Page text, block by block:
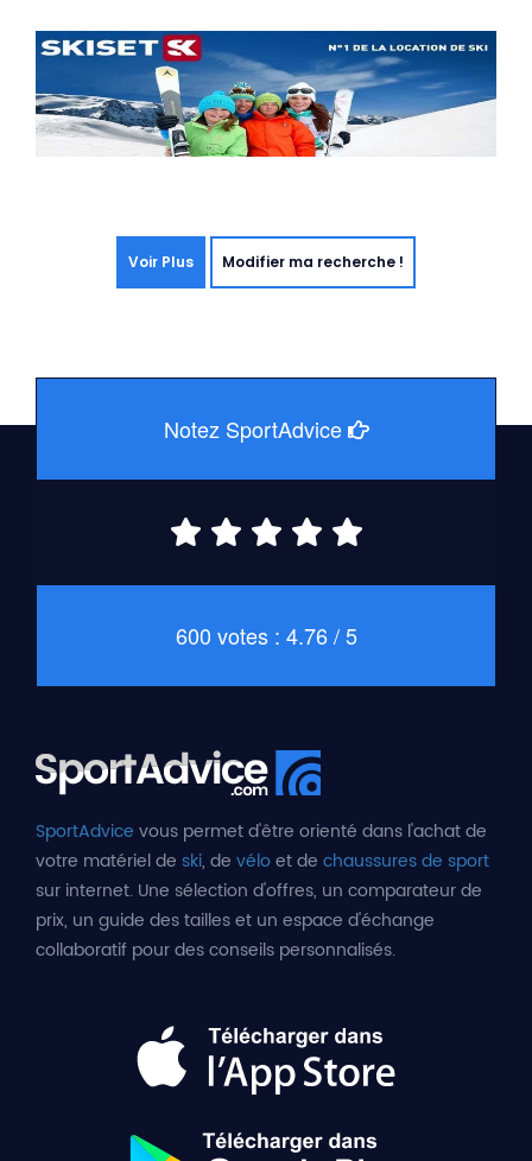
Voir Plus Modifier ma recherche !
Notez SportAdvice
600 votes : 4.76 / 5
SportAdvice vous permet d'être orienté dans l'achat de
votre matériel de ski, de véloet de chaussures de sport
sur internet. Une sélection d'offres, un comparateur de
prix, un guide des tailles et un espace d'échange
collaboratif pour des conseils personnalisés.